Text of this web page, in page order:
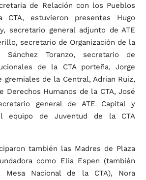
de Relación con los Pueblos
CTA, estuvieron presentes Hugo
secretario general adjunto de ATE
secretario de Organización de la
Sánchez Toranzo, secretario de
de la CTA porteña, Jorge
gremiales de la Central, Adrian Ruiz,
Derechos Humanos de la CTA, José
general de ATE Capital y
equipo de Juventud de la CTA
también las Madres de Plaza
como Elia Espen (también
Mesa Nacional de la CTA), Nora